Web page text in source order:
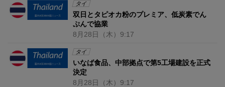
タイ
双日とタピオカ粉のプレミア、低炭素でん
ぷんで協業
8月28日 （木） 9:17
タイ
いなば食品、中部拠点で第5工場建設を正式
決定
8月28日 （木） 9:17